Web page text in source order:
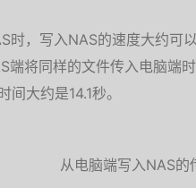
时，写入NAS的速度大约可
端将同样的文件传入电脑端
大约是14.1秒。
从电脑端写入NAS的